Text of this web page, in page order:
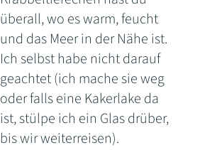
überall, wo es warm, feucht
und das Meer in der Nähe ist.
Ich selbst habe nicht darauf
geachtet (ich mache sie weg
oder falls eine Kakerlake da
ist, stülpe ich ein Glas drüber,
bis wir weiterreisen).